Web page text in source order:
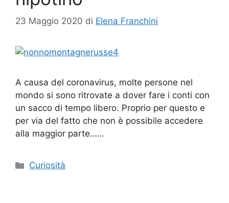
23 Maggio 2020 di Elena Franchini
A causa del coronavirus, molte persone nel
mondo si sono ritrovate a dover fare i conti con
un sacco di tempo libero. Proprio per questo e
per via del fatto che non è possibile accedere
alla maggior parte……
Categorie
Curiosità